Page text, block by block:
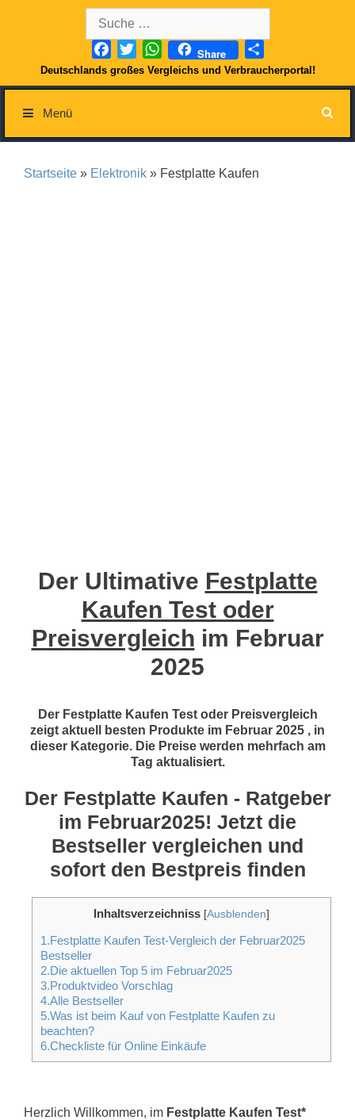
nach:
Facebook
TwitterWhatsApp
Share
Deutschlands großes Vergleichs und Verbraucherportal!
Menü
Startseite » Elektronik » Festplatte Kaufen
Der Ultimative Festplatte
Kaufen Test oder
Preisvergleich im Februar
2025
Der Festplatte Kaufen Test oder Preisvergleich
zeigt aktuell besten Produkte im Februar 2025 , in
dieser Kategorie. Die Preise werden mehrfach am
Tag aktualisiert.
Der Festplatte Kaufen - Ratgeber
im Februar2025! Jetzt die
Bestseller vergleichen und
sofort den Bestpreis finden
Inhaltsverzeichniss [Ausblenden]
1.Festplatte Kaufen Test-Vergleich der Februar2025
Bestseller
2.Die aktuellen Top 5 im Februar2025
3.Produktvideo Vorschlag
4.Alle Bestseller
5.Was ist beim Kauf von Festplatte Kaufen zu
beachten?
6.Checkliste für Online Einkäufe
Herzlich Willkommen, im Festplatte Kaufen Test*